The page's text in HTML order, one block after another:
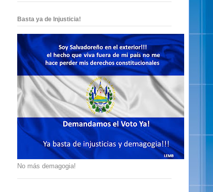
Basta ya de Injusticia!
No más demagogia!